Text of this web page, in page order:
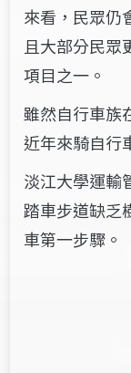
來看，民眾仍
且大部分民眾
項目之一。
雖然自行車族
近年來騎自行
淡江大學運輸
踏車步道缺乏
車第一步驟。